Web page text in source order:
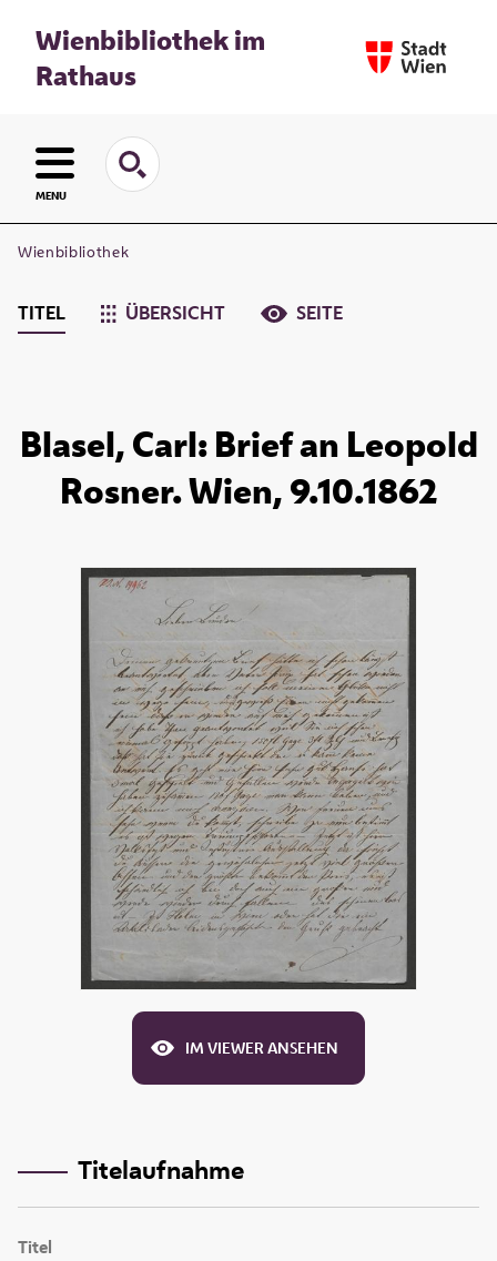
Wienbibliothek im
Rathaus
MENU
Wienbibliothek
TITEL ÜBERSICHT SEITE
Blasel, Carl: Brief an Leopold
Rosner. Wien, 9.10.1862
IM VIEWER ANSEHEN
Titelaufnahme
Titel